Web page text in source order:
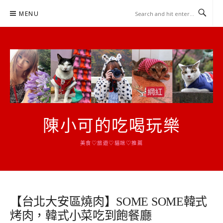
MENU
陳小可的吃喝玩樂
美食♡旅遊♡貓咪♡推薦
【台北大安區燒肉】SOME SOME韓式
烤肉，韓式小菜吃到飽餐廳